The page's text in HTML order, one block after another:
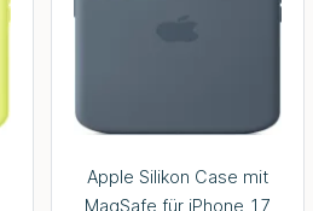
Apple Silikon Case mit
MagSafe für iPhone 17